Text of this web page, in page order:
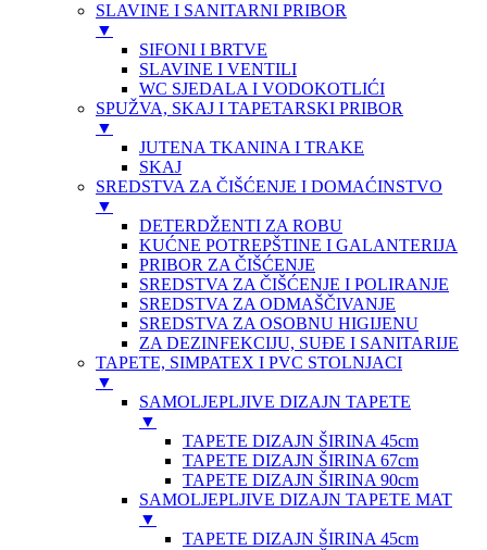
SLAVINE I SANITARNI PRIBOR
▼
SIFONI I BRTVE
SLAVINE I VENTILI
WC SJEDALA I VODOKOTLIĆI
SPUŽVA, SKAJ I TAPETARSKI PRIBOR
▼
JUTENA TKANINA I TRAKE
SKAJ
SREDSTVA ZA ČIŠĆENJE I DOMAĆINSTVO
▼
DETERDŽENTI ZA ROBU
KUĆNE POTREPŠTINE I GALANTERIJA
PRIBOR ZA ČIŠĆENJE
SREDSTVA ZA ČIŠĆENJE I POLIRANJE
SREDSTVA ZA ODMAŠČIVANJE
SREDSTVA ZA OSOBNU HIGIJENU
ZA DEZINFEKCIJU, SUĐE I SANITARIJE
TAPETE, SIMPATEX I PVC STOLNJACI
▼
SAMOLJEPLJIVE DIZAJN TAPETE
▼
TAPETE DIZAJN ŠIRINA 45cm
TAPETE DIZAJN ŠIRINA 67cm
TAPETE DIZAJN ŠIRINA 90cm
SAMOLJEPLJIVE DIZAJN TAPETE MAT
▼
TAPETE DIZAJN ŠIRINA 45cm